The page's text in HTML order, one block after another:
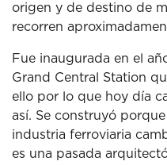
origen y de destino de
recorren
Fue inaugurada en el
Grand Central Station
ello por lo que hoy día
así. Se construyó
industria ferroviaria
es una pasada